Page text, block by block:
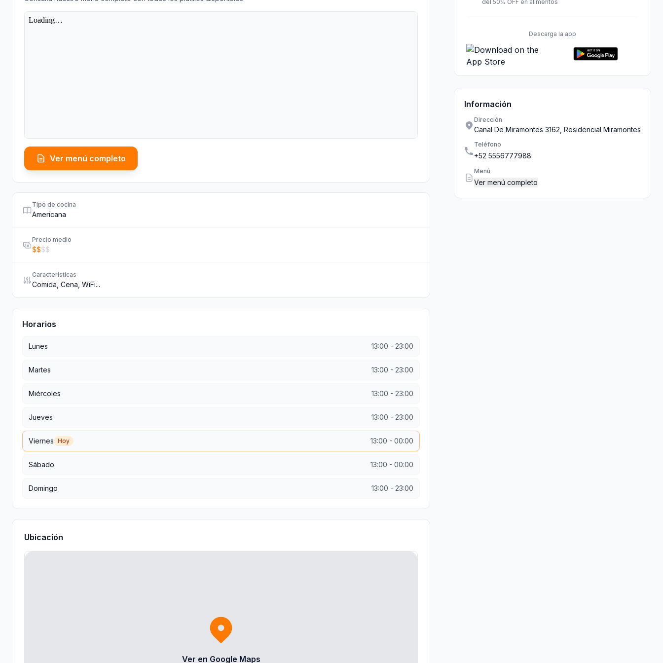
Ver menú completo
Tipo de cocina
Americana
Precio medio
$$$$
Características
Comida, Cena, WiFi...
Horarios
Lunes 13:00 - 23:00
Martes 13:00 - 23:00
Miércoles 13:00 - 23:00
Jueves 13:00 - 23:00
Viernes Hoy 13:00 - 00:00
Sábado 13:00 - 00:00
Domingo 13:00 - 23:00
Ubicación
Ver en Google Maps
del 50% OFF en alimentos
Descarga la app
Información
Dirección
Canal De Miramontes 3162, Residencial Miramontes
Teléfono
+52 5556777988
Menú
Ver menú completo